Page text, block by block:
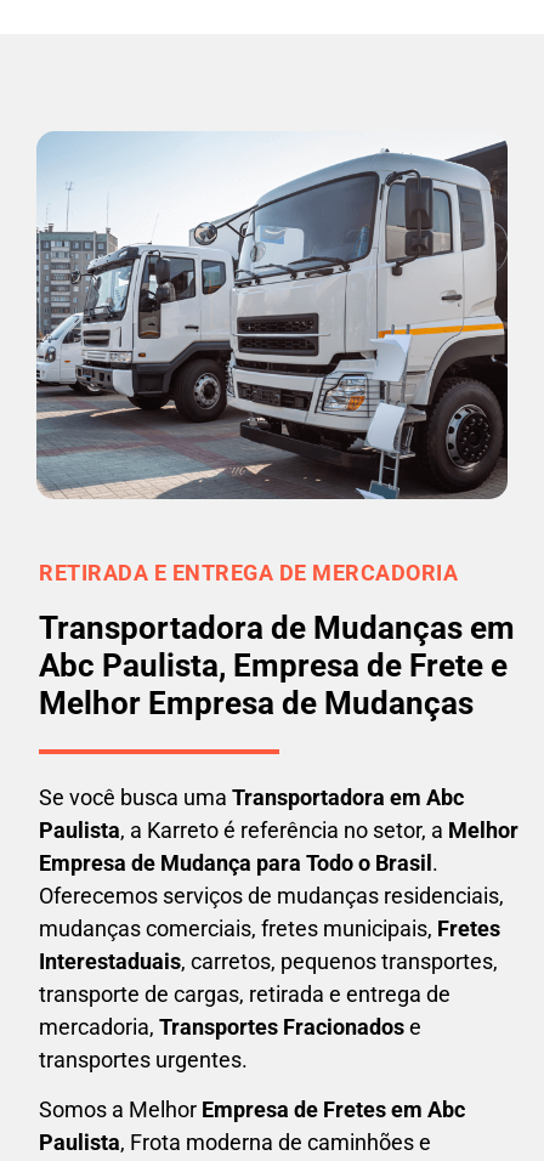
RETIRADA E ENTREGA DE MERCADORIA
Transportadora de Mudanças em
Abc Paulista, Empresa de Frete e
Melhor Empresa de Mudanças
Se você busca uma Transportadora em Abc
Paulista, a Karreto é referência no setor, a Melhor
Empresa de Mudança para Todo o Brasil.
Oferecemos serviços de mudanças residenciais,
mudanças comerciais, fretes municipais, Fretes
Interestaduais, carretos, pequenos transportes,
transporte de cargas, retirada e entrega de
mercadoria, Transportes Fracionadose
transportes urgentes.
Somos a Melhor Empresa de Fretes em Abc
Paulista, Frota moderna de caminhões e